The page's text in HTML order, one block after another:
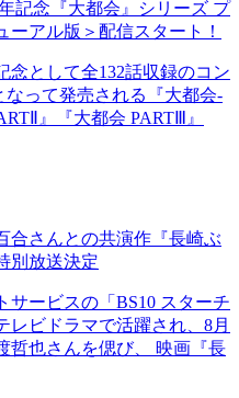
記念『大都会』シリーズ プ
ーアル版＞配信スタート！
念として全132話収録のコン
って発売される『大都会-
』『大都会 PARTⅢ』
合さんとの共演作『長崎ぶ
別放送決定
サービスの「BS10 スターチ
レビドラマで活躍され、8月
哲也さんを偲び、 映画『長